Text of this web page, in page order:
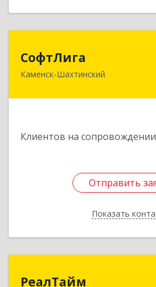
СофтЛига
Каменск-Шахтинский
Клиентов на сопровождении
Отправить
Показать
347800, Ростовская обл,
Отправить
Назад
РеалТайм